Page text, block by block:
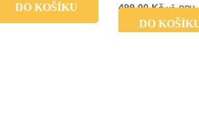
DO KOŠÍKU 499,00Kč vč. DPH
DO